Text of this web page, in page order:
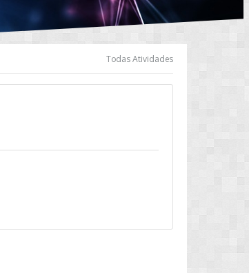
Todas Atividades